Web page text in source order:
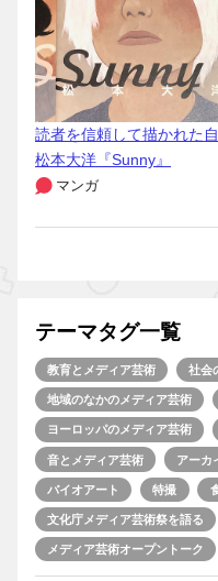
読者を信頼して描かれた
松本大洋『Sunny』
マンガ
テーマタグ一覧
教育とメディア芸術 社会
地域のなかのメディア芸術
ヨーロッパのメディア芸術
音とメディア芸術 アーカ
バイオアート 特撮
文化庁メディア芸術祭を語る
メディア芸術オープントーク